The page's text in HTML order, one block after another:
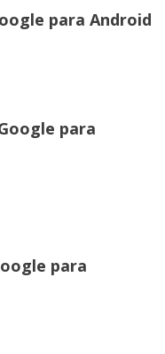
para Android
para
para